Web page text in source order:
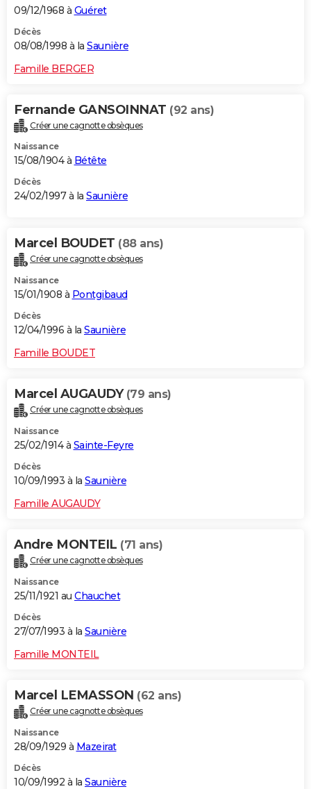
09/12/1968 à Guéret
Décès
08/08/1998 à la Saunière
Famille BERGER
Fernande GANSOINNAT (92 ans)
Créer une cagnotte obsèques
Naissance
15/08/1904 à Bétête
Décès
24/02/1997 à la Saunière
Marcel BOUDET (88 ans)
Créer une cagnotte obsèques
Naissance
15/01/1908 à Pontgibaud
Décès
12/04/1996 à la Saunière
Famille BOUDET
Marcel AUGAUDY (79 ans)
Créer une cagnotte obsèques
Naissance
25/02/1914 à Sainte-Feyre
Décès
10/09/1993 à la Saunière
Famille AUGAUDY
Andre MONTEIL (71 ans)
Créer une cagnotte obsèques
Naissance
25/11/1921 au Chauchet
Décès
27/07/1993 à la Saunière
Famille MONTEIL
Marcel LEMASSON (62 ans)
Créer une cagnotte obsèques
Naissance
28/09/1929 à Mazeirat
Décès
10/09/1992 à la Saunière